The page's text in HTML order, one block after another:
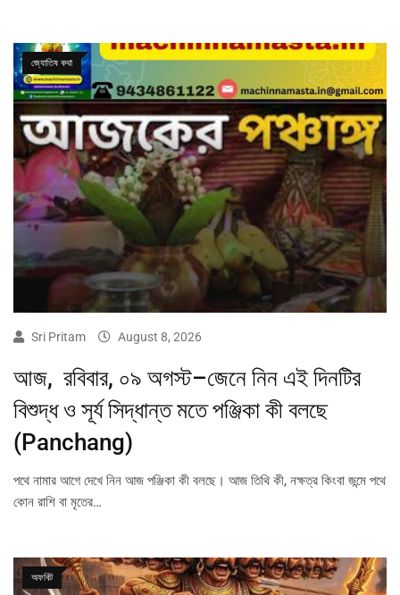
জ্যোতিষ কথা
Sri Pritam August 8, 2026
আজ, রবিবার, ০৯ অগস্ট–জেনে নিন এই দিনটির
বিশুদ্ধ ও সূর্য সিদ্ধান্ত মতে পঞ্জিকা কী বলছে
(Panchang)
পথে নামার আগে দেখে নিন আজ পঞ্জিকা কী বলছে। আজ তিথি কী, নক্ষত্র কিংবা জন্মে পথে
কোন রাশি বা মৃতের…
অফবিট